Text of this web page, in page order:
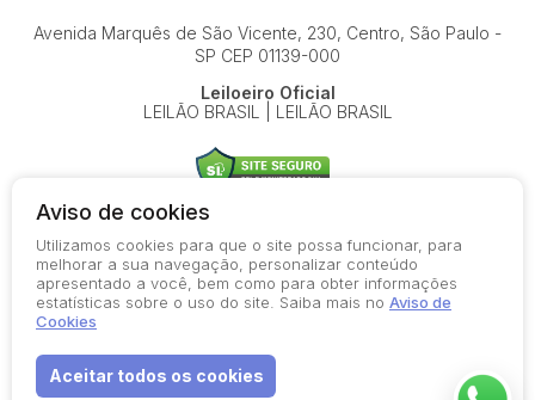
Avenida Marquês de São Vicente, 230, Centro, São Paulo -
SP CEP 01139-000
Leiloeiro Oficial
LEILÃO BRASIL | LEILÃO BRASIL
© 2026-present - Todos os direitos reservados
Política de Privacidade
Termos de Uso
Aviso de cookies
Utilizamos cookies para que o site possa funcionar, para
melhorar a sua navegação, personalizar conteúdo
apresentado a você, bem como para obter informações
estatísticas sobre o uso do site. Saiba mais no Aviso de
Cookies
Aceitar todos os cookies